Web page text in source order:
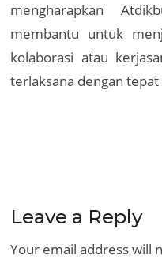
mengharapkan
membantu untuk
kolaborasi atau
terlaksana dengan tepat
Leave a Reply
Your email address will